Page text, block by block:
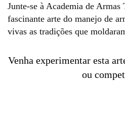
Junte-se à Academia de Armas
fascinante arte do manejo de
vivas as tradições que
Venha experimentar esta
ou